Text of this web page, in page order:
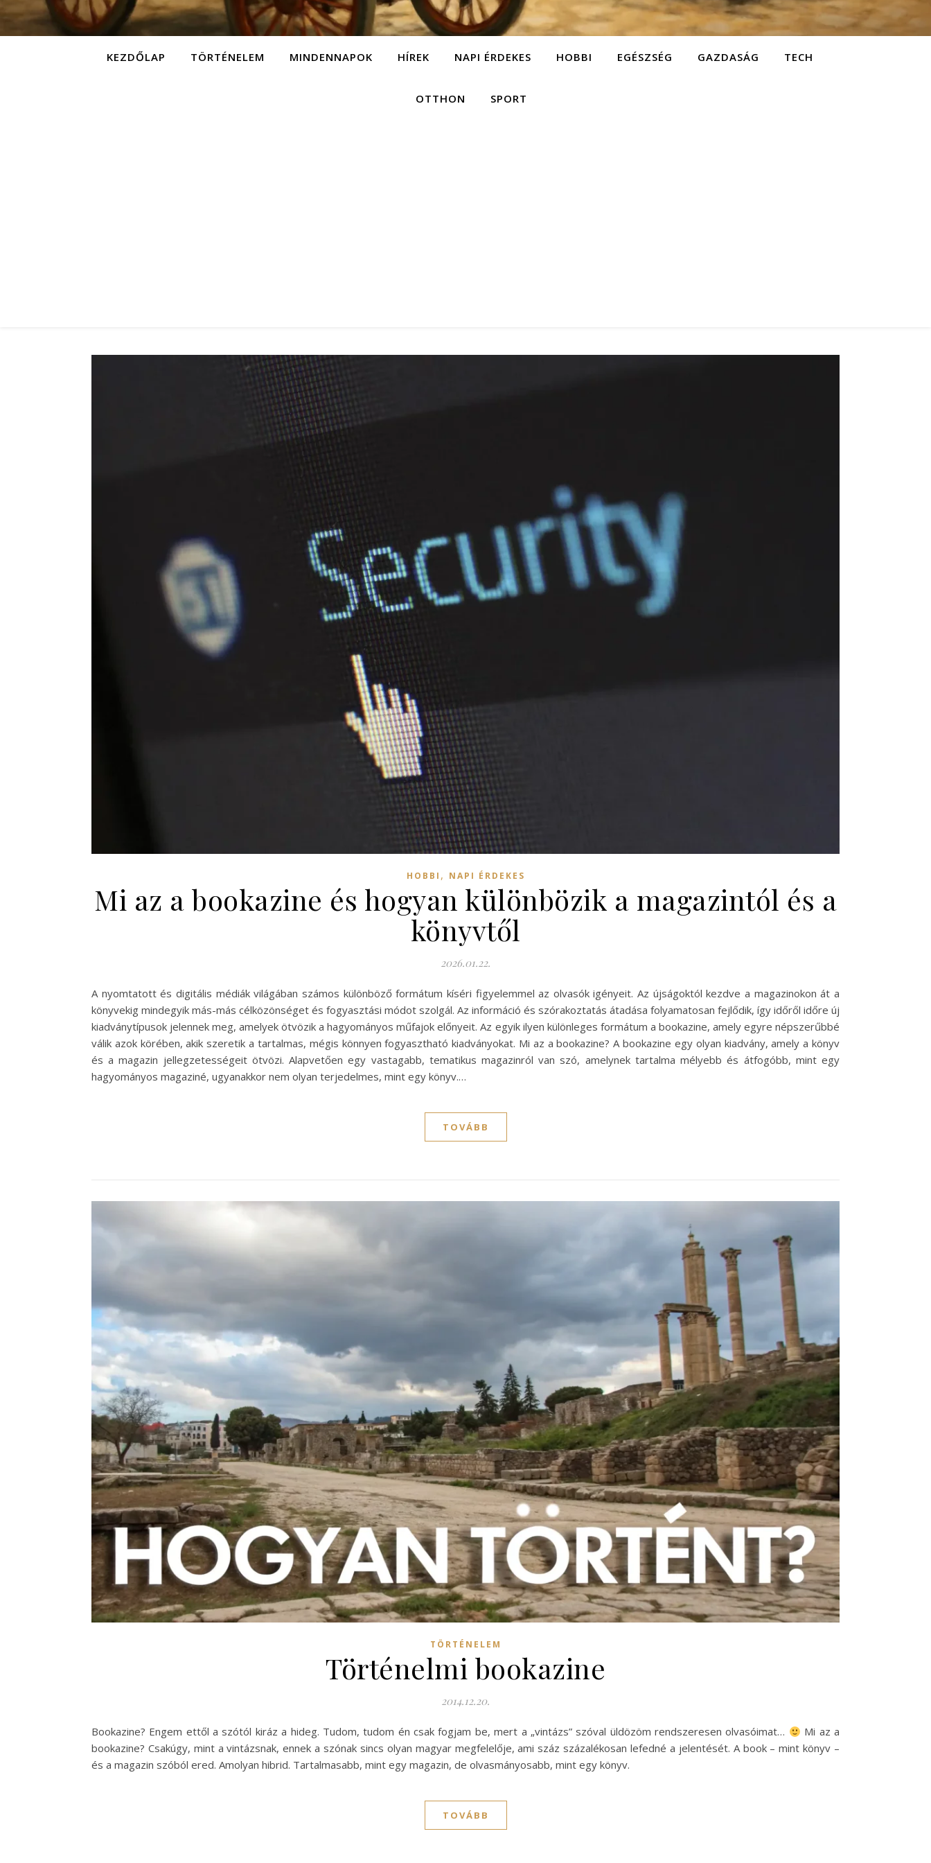
KEZDŐLAP TÖRTÉNELEM MINDENNAPOK HÍREK NAPI ÉRDEKES HOBBI EGÉSZSÉG GAZDASÁG TECH
OTTHON SPORT
HOBBI , NAPI ÉRDEKES
Mi az a bookazine és hogyan különbözik a magazintól és a
könyvtől
2026.01.22.
A nyomtatott és digitális médiák világában számos különböző formátum kíséri figyelemmel az olvasók igényeit. Az újságoktól kezdve a magazinokon át a
könyvekig mindegyik más-más célközönséget és fogyasztási módot szolgál. Az információ és szórakoztatás átadása folyamatosan fejlődik, így időről időre új
kiadványtípusok jelennek meg, amelyek ötvözik a hagyományos műfajok előnyeit. Az egyik ilyen különleges formátum a bookazine, amely egyre népszerűbbé
válik azok körében, akik szeretik a tartalmas, mégis könnyen fogyasztható kiadványokat. Mi az a bookazine? A bookazine egy olyan kiadvány, amely a könyv
és a magazin jellegzetességeit ötvözi. Alapvetően egy vastagabb, tematikus magazinról van szó, amelynek tartalma mélyebb és átfogóbb, mint egy
hagyományos magaziné, ugyanakkor nem olyan terjedelmes, mint egy könyv.…
TOVÁBB
TÖRTÉNELEM
Történelmi bookazine
2014.12.20.
Bookazine? Engem ettől a szótól kiráz a hideg. Tudom, tudom én csak fogjam be, mert a „vintázs” szóval üldözöm rendszeresen olvasóimat…
Mi az a
bookazine? Csakúgy, mint a vintázsnak, ennek a szónak sincs olyan magyar megfelelője, ami száz százalékosan lefedné a jelentését. A book – mint könyv –
és a magazin szóból ered. Amolyan hibrid. Tartalmasabb, mint egy magazin, de olvasmányosabb, mint egy könyv.
TOVÁBB